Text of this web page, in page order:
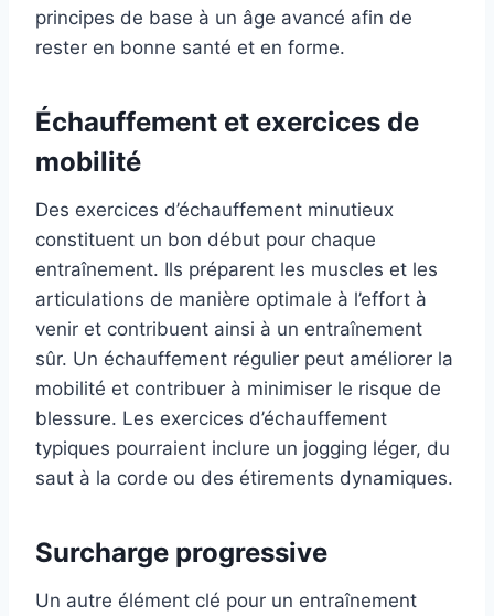
principes de base à un âge avancé afin de
rester en bonne santé et en forme.
Échauffement et exercices de
mobilité
Des exercices d’échauffement minutieux
constituent un bon début pour chaque
entraînement. Ils préparent les muscles et les
articulations de manière optimale à l’effort à
venir et contribuent ainsi à un entraînement
sûr. Un échauffement régulier peut améliorer la
mobilité et contribuer à minimiser le risque de
blessure. Les exercices d’échauffement
typiques pourraient inclure un jogging léger, du
saut à la corde ou des étirements dynamiques.
Surcharge progressive
Un autre élément clé pour un entraînement